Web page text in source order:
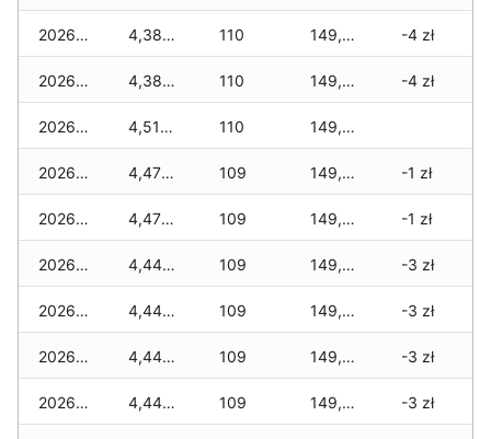
2026-07-22 4,385 zł 110 149,990 zł -4 zł
2026-07-21 4,385 zł 110 149,835 zł -4 zł
2026-07-20 4,510 zł 110 149,835 zł
2026-07-18 4,470 zł 109 149,570 zł -1 zł
2026-07-17 4,470 zł 109 149,495 zł -1 zł
2026-07-16 4,440 zł 109 149,340 zł -3 zł
2026-07-15 4,440 zł 109 149,275 zł -3 zł
2026-07-14 4,440 zł 109 149,225 zł -3 zł
2026-07-13 4,440 zł 109 149,025 zł -3 zł